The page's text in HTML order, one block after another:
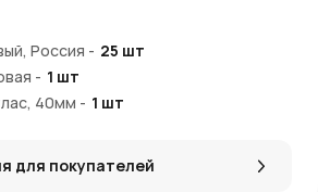
тюльпанов в серой пленке —
композиция, которая
и минимализм.
с их глубоким и насыщенным
загадочность и
и сдержанной красоты,
цветов.
Россия - 25 шт
- 1 шт
40мм - 1 шт
для покупателей